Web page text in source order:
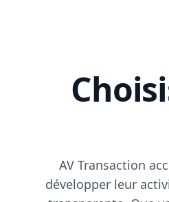
AV Transaction
développer leur